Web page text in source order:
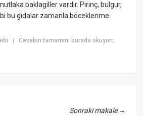
baklagiller vardır. Pirinç, bulgur,
bu gıdalar zamanla böceklenme
|Cevabın tamamını burada okuyun:
Sonraki makale→